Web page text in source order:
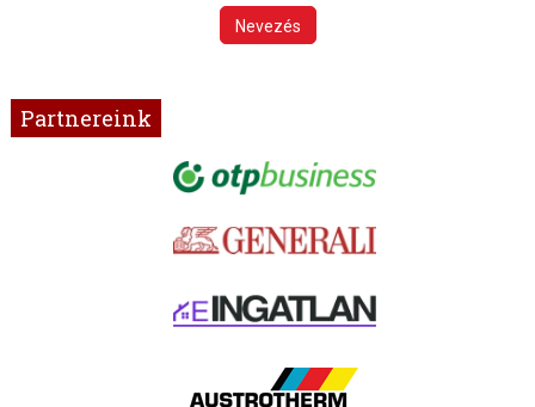
Nevezés
Partnereink